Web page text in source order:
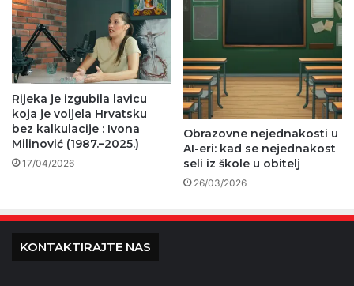
Rijeka je izgubila lavicu
koja je voljela Hrvatsku
bez kalkulacije : Ivona
Milinović (1987.–2025.)
17/04/2026
Obrazovne nejednakosti u
AI-eri: kad se nejednakost
seli iz škole u obitelj
26/03/2026
KONTAKTIRAJTE NAS